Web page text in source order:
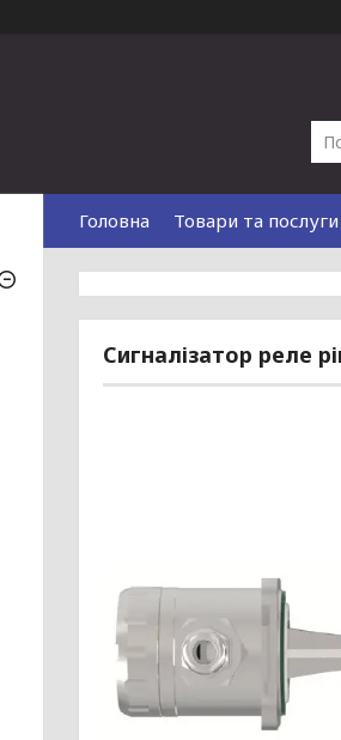
Головна Товари та послуги
Сигналізатор реле